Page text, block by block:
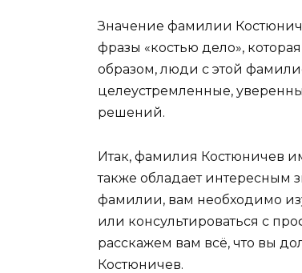
Значение фамилии
фразы «костью дело»,
образом, люди с этой
целеустремленные,
решений.
Итак, фамилия Костюничев
также обладает интересным
фамилии, вам необходимо
или консультироваться с
расскажем вам всё, что вы
Костюничев.